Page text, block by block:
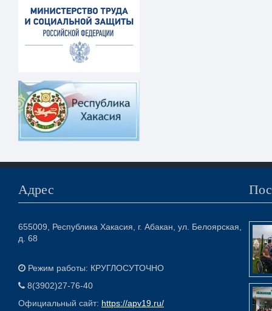
Адрес
655009, Республика Хакасия, г. Абакан, ул. Белоярская,
д. 68
Режим работы: КРУГЛОСУТОЧНО
8(3902)27-76-40
Официальный сайт: https://apv19.ru/